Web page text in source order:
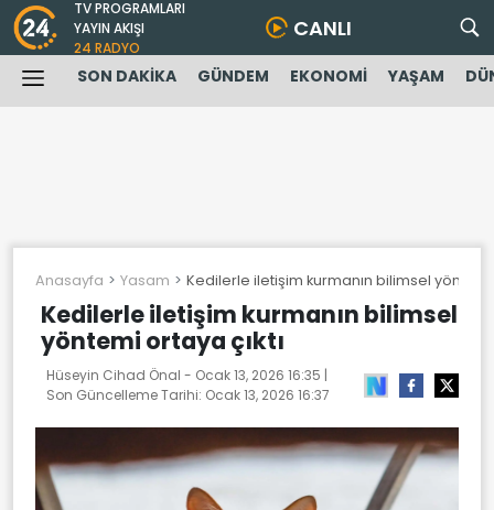
TV PROGRAMLARI
YAYIN AKIŞI
24 RADYO
CANLI
SON DAKİKA GÜNDEM EKONOMİ YAŞAM
Anasayfa Yasam Kedilerle iletişim kurmanın bilimsel yöntemi
Kedilerle iletişim kurmanın bilimsel
yöntemi ortaya çıktı
Hüseyin Cihad Önal - Ocak 13, 2026 16:35 |
Son Güncelleme Tarihi: Ocak 13, 2026 16:37